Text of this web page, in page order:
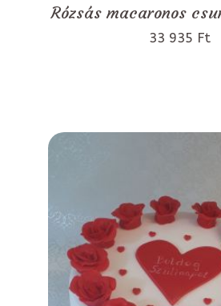
Rózsás macaronos
33 935 Ft